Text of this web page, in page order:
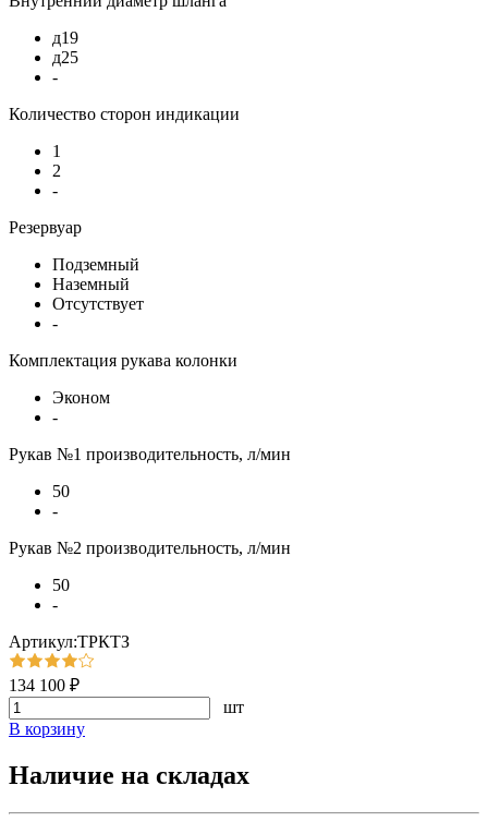
д19
д25
-
Количество сторон индикации
1
2
-
Резервуар
Подземный
Наземный
Отсутствует
-
Комплектация рукава колонки
Эконом
-
Рукав №1 производительность, л/мин
50
-
Рукав №2 производительность, л/мин
50
-
Артикул:ТРКТЗ
134 100 ₽
шт
В корзину
Наличие на складах